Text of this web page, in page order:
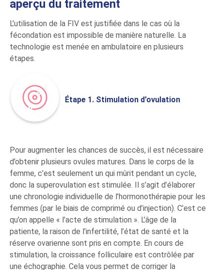
aperçu du traitement
L’utilisation de la FIV est justifiée dans le cas où la
fécondation est impossible de manière naturelle. La
technologie est menée en ambulatoire en plusieurs
étapes.
Étape 1. Stimulation d’ovulation
Pour augmenter les chances de succès, il est nécessaire
d’obtenir plusieurs ovules matures. Dans le corps de la
femme, c’est seulement un qui mûrit pendant un cycle,
donc la superovulation est stimulée. Il s’agit d’élaborer
une chronologie individuelle de l’hormonothérapie pour les
femmes (par le biais de comprimé ou d’injection). C’est ce
qu’on appelle « l’acte de stimulation ». L’âge de la
patiente, la raison de l’infertilité, l’état de santé et la
réserve ovarienne sont pris en compte. En cours de
stimulation, la croissance folliculaire est contrôlée par
une échographie. Cela vous permet de corriger la